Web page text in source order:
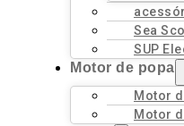
Sea
SUP
Motor de popa
Motor
Motor